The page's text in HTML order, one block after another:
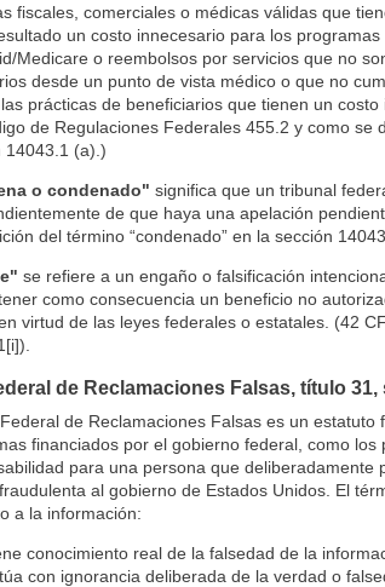
fiscales, comerciales o médicas válidas que
un costo innecesario para los programas
Medicare o reembolsos por servicios que no
desde un punto de vista médico o que no
prácticas de beneficiarios que tienen un
de Regulaciones Federales 455.2 y como se
14043.1 (a).)
o condenado" significa que un tribunal
de que haya una apelación
del término “condenado” en la sección
se refiere a un engaño o falsificación
como consecuencia un beneficio no
virtud de las leyes federales o estatales. (42
de Reclamaciones Falsas, título
de Reclamaciones Falsas es un
financiados por el gobierno federal, como
para una persona que
al gobierno de Estados Unidos. El
a la información:
conocimiento real de la falsedad de la
con ignorancia deliberada de la verdad o